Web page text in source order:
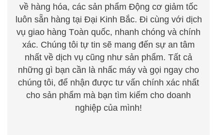
về hàng hóa, các sản phẩm Động cơ giảm tốc
luôn sẵn hàng tại Đại Kinh Bắc. Đi cùng với dịch
vụ giao hàngToàn quốc, nhanh chóng và chính
xác. Chúngtôi tự tin sẽ mang đến sự an tâm
nhất về dịch vụ cũng như sản phẩm. Tất cả
những gì bạn cần là nhấc máyvà gọi ngay cho
chúngtôi, để nhận được tư vấn chính xác nhất
cho sản phẩm mà bạn tìm kiếm cho doanh
nghiệp của mình!